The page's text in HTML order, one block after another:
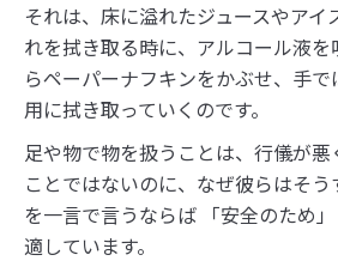
それは、床に溢れたジュースやア
れを拭き取る時に、アルコール液
らペーパーナフキンをかぶせ、手
用に拭き取っていくのです。
足や物で物を扱うことは、行儀が
ことではないのに、なぜ彼らはそ
を一言で言うならば 「安全のため
適しています。